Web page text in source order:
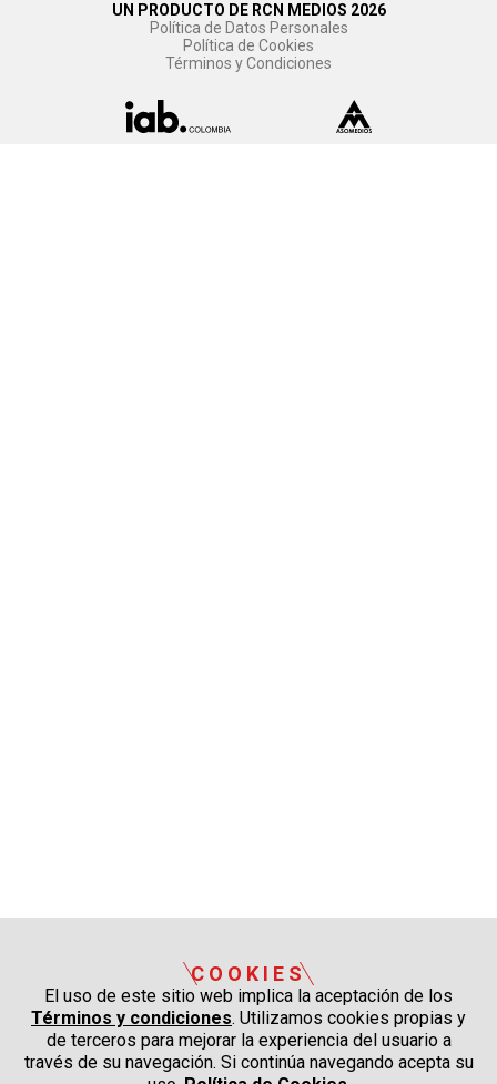
UN PRODUCTO DE RCN MEDIOS 2026
Política de Datos Personales
Política de Cookies
Términos y Condiciones
COOKIES
El uso de este sitio web implica la aceptación de los
Términos y condiciones. Utilizamos cookies propias y
de terceros para mejorar la experiencia del usuario a
través de su navegación. Si continúa navegando acepta su